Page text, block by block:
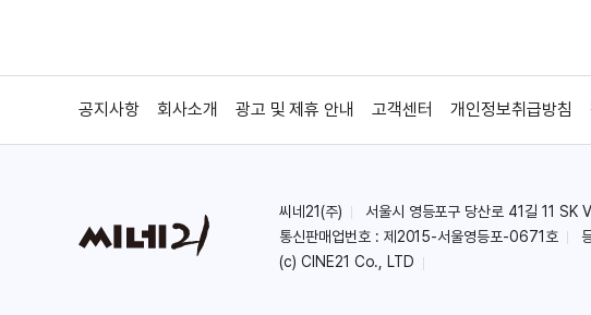
공지사항 회사소개 광고 및 제휴 안내 고객센터 개인정보취급방침
씨네21(주) 서울시 영등포구 당산로 41길 11 SK
통신판매업번호 : 제2015-서울영등포-0671호
(c) CINE21 Co., LTD